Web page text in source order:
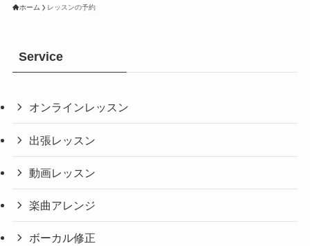
ホーム レッスンの予約
Service
オンラインレッスン
出張レッスン
動画レッスン
楽曲アレンジ
ボーカル修正